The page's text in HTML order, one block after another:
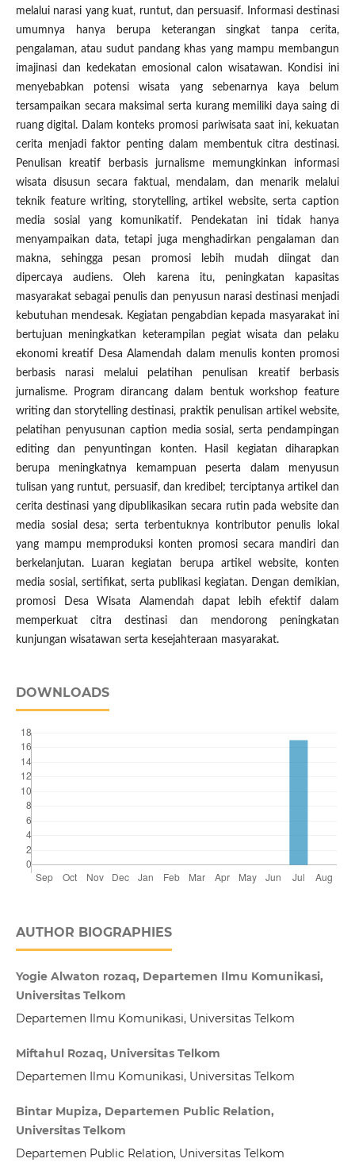
melalui narasi yang kuat, runtut, dan persuasif. Informasi destinasi
umumnya hanya berupa keterangan singkat tanpa cerita,
pengalaman, atau sudut pandang khas yang mampu membangun
imajinasi dan kedekatan emosional calon wisatawan. Kondisi ini
menyebabkan potensi wisata yang sebenarnya kaya belum
tersampaikan secara maksimal serta kurang memiliki daya saing di
ruang digital. Dalam konteks promosi pariwisata saat ini, kekuatan
cerita menjadi faktor penting dalam membentuk citra destinasi.
Penulisan kreatif berbasis jurnalisme memungkinkan informasi
wisata disusun secara faktual, mendalam, dan menarik melalui
teknik feature writing, storytelling, artikel website, serta caption
media sosial yang komunikatif. Pendekatan ini tidak hanya
menyampaikan data, tetapi juga menghadirkan pengalaman dan
makna, sehingga pesan promosi lebih mudah diingat dan
dipercaya audiens. Oleh karena itu, peningkatan kapasitas
masyarakat sebagai penulis dan penyusun narasi destinasi menjadi
kebutuhan mendesak. Kegiatan pengabdian kepada masyarakat ini
bertujuan meningkatkan keterampilan pegiat wisata dan pelaku
ekonomi kreatif Desa Alamendah dalam menulis konten promosi
berbasis narasi melalui pelatihan penulisan kreatif berbasis
jurnalisme. Program dirancang dalam bentuk workshop feature
writing dan storytelling destinasi, praktik penulisan artikel website,
pelatihan penyusunan caption media sosial, serta pendampingan
editing dan penyuntingan konten. Hasil kegiatan diharapkan
berupa meningkatnya kemampuan peserta dalam menyusun
tulisan yang runtut, persuasif, dan kredibel; terciptanya artikel dan
cerita destinasi yang dipublikasikan secara rutin pada website dan
media sosial desa; serta terbentuknya kontributor penulis lokal
yang mampu memproduksi konten promosi secara mandiri dan
berkelanjutan. Luaran kegiatan berupa artikel website, konten
media sosial, sertifikat, serta publikasi kegiatan. Dengan demikian,
promosi Desa Wisata Alamendah dapat lebih efektif dalam
memperkuat citra destinasi dan mendorong peningkatan
kunjungan wisatawan serta kesejahteraan masyarakat.
DOWNLOADS
AUTHOR BIOGRAPHIES
Yogie Alwaton rozaq, Departemen Ilmu Komunikasi,
Universitas Telkom
Departemen Ilmu Komunikasi, Universitas Telkom
Miftahul Rozaq, Universitas Telkom
Departemen Ilmu Komunikasi, Universitas Telkom
Bintar Mupiza, Departemen Public Relation,
Universitas Telkom
Departemen Public Relation, Universitas Telkom